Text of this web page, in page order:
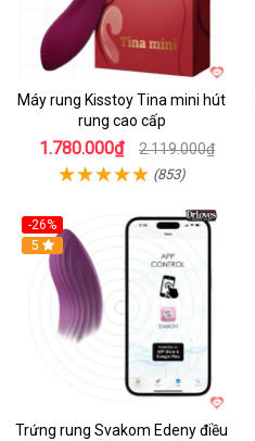
Máy rung Kisstoy Tina mini hút
rung cao cấp
1.780.000₫ 2.119.000₫
(853)
-26%
Hot
5
Trứng rung Svakom Edeny điều